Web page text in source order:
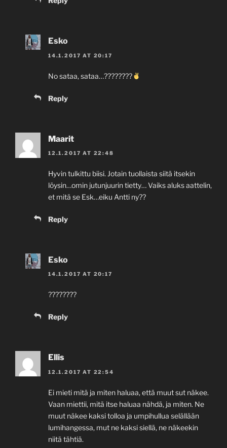
Esko
14.1.2017 AT 20:17
No sataa, sataa…????????
Reply
Maarit
12.1.2017 AT 22:48
Hyvin tulkittu biisi. Jotain tuollaista siitä itsekin
löysin…omin jutunjuurin tietty… Vaiks aluks aattelin,
et mitä se Esk…eiku Antti ny??
Reply
Esko
14.1.2017 AT 20:17
????????
Reply
Ellis
12.1.2017 AT 22:54
Ei mieti mitä ja miten haluaa, että muut sut näkee.
Vaan miettii, mitä itse haluaa nähdä, ja miten. Ne
muut näkee kaksi tolloa ja umpihullua selällään
lumihangessa, mut ne kaksi siellä, ne näkeekin
niitä tähtiä.